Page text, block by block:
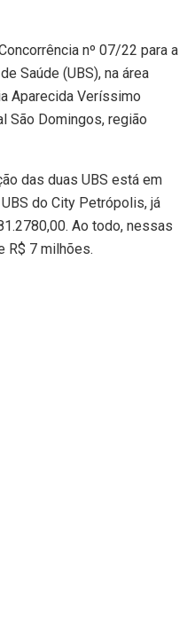
nº 07/22 para a
Saúde (UBS), na área
Aparecida Veríssimo
São Domingos, região
das duas UBS está em
do City Petrópolis, já
Ao todo, nessas
R$ 7 milhões.